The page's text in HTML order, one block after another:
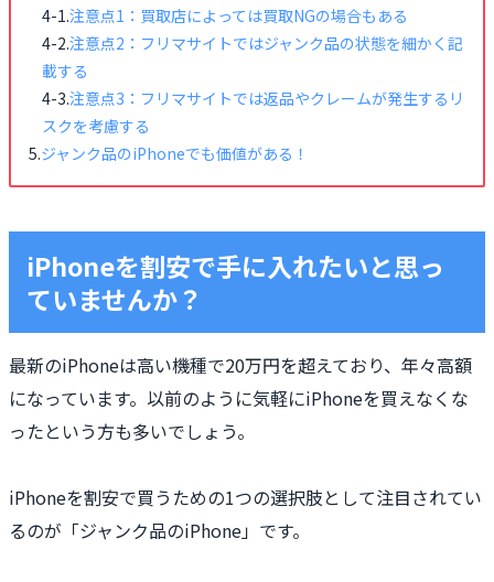
注意点1：買取店によっては買取NGの場合もある
注意点2：フリマサイトではジャンク品の状態を細かく記
載する
注意点3：フリマサイトでは返品やクレームが発生するリ
スクを考慮する
ジャンク品のiPhoneでも価値がある！
iPhoneを割安で手に入れたいと思っ
ていませんか？
最新のiPhoneは高い機種で20万円を超えており、年々高額
になっています。以前のように気軽にiPhoneを買えなくな
ったという方も多いでしょう。
iPhoneを割安で買うための1つの選択肢として注目されてい
るのが「ジャンク品のiPhone」です。